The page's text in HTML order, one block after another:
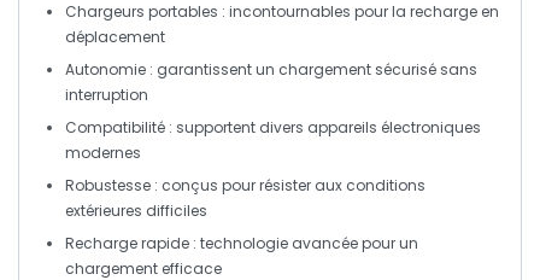
Chargeurs portables : incontournables pour la recharge en
déplacement
Autonomie : garantissent un chargement sécurisé sans
interruption
Compatibilité : supportent divers appareils électroniques
modernes
Robustesse : conçus pour résister aux conditions
extérieures difficiles
Recharge rapide : technologie avancée pour un
chargement efficace